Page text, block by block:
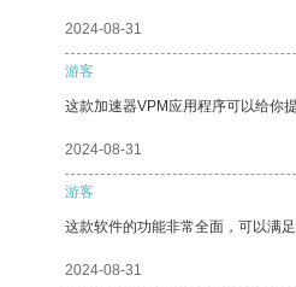
2024-08-31
游客
这款加速器VPM应用程序可以给你
2024-08-31
游客
这款软件的功能非常全面，可以满足
2024-08-31